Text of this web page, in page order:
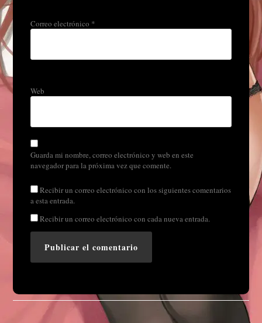
Correo electrónico *
Web
Guarda mi nombre, correo electrónico y web en este
navegador para la próxima vez que comente.
Recibir un correo electrónico con los siguientes comentarios
a esta entrada.
Recibir un correo electrónico con cada nueva entrada.